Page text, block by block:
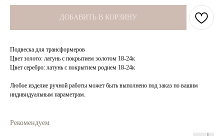
ДОБАВИТЬ В КОРЗИНУ
Подвеска для трансформеров
Цвет золото: латунь с покрытием золотом 18-24к
Цвет серебро: латунь с покрытием родием 18-24к
Любое изделие ручной работы может быть выполнено под заказ по вашим
индивидуальным параметрам.
Рекомендуем